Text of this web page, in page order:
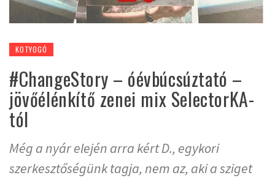
KOTYOGÓ
#ChangeStory – óévbúcsúztató –
jövőélénkítő zenei mix SelectorKA-
tól
Még a nyár elején arra kért D., egykori
szerkesztőségünk tagja, nem az, aki a sziget